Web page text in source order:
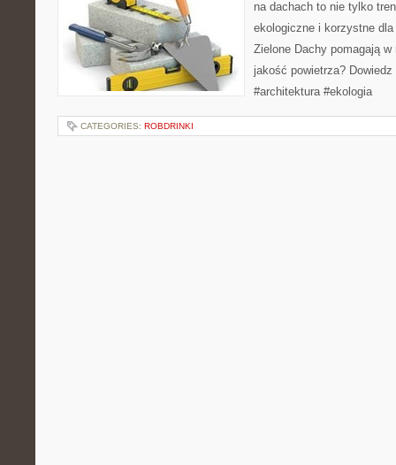
na dachach to nie tylko
ekologiczne i korzystne
Zielone Dachy pomagają
jakość powietrza?
#architektura #ekologia
CATEGORIES: ROBDRINKI